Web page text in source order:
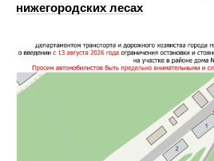
нижегородских лесах